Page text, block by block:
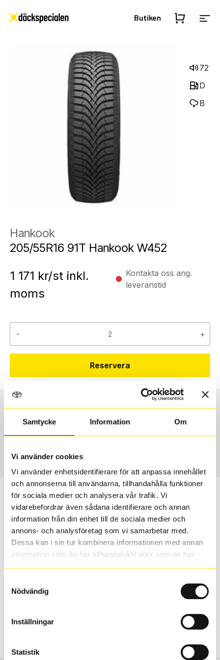
Samtycke Information Om
Vi använder cookies
Vi använder enhetsidentifierare för att anpassa innehållet
och annonserna till användarna, tillhandahålla funktioner
för sociala medier och analysera vår trafik. Vi
vidarebefordrar även sådana identifierare och annan
information från din enhet till de sociala medier och
annons- och analysföretag som vi samarbetar med.
Dessa kan i sin tur kombinera informationen med annan
information som du har tillhandahållit eller som de har
Nödvändig
Inställningar
Statistik
Butiken
72
D
B
Hankook
205/55R16 91T Hankook W452
1 171 kr/st inkl.
moms
Kontakta oss ang.
leveranstid
- +
Reservera
Däcktyp Däckstorlek
20509
Passar detta däck min bil?
Ange registreringsnummer för att se om det däck du
valt passar din bilmodell. Om du köper däck som skall
sättas på dina befintliga fälgar, se till att kolla en extra
gång så att däck och fälg har samma dimensioner.
Ibland kan fälgen ha bytts ut under årens lopp och
fabrik.
S Sök